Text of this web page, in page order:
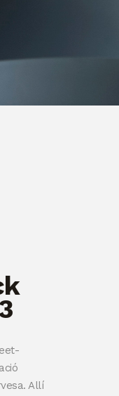
Allí